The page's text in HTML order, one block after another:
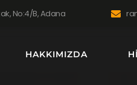
No:4/B, Adana
HAKKIMIZDA